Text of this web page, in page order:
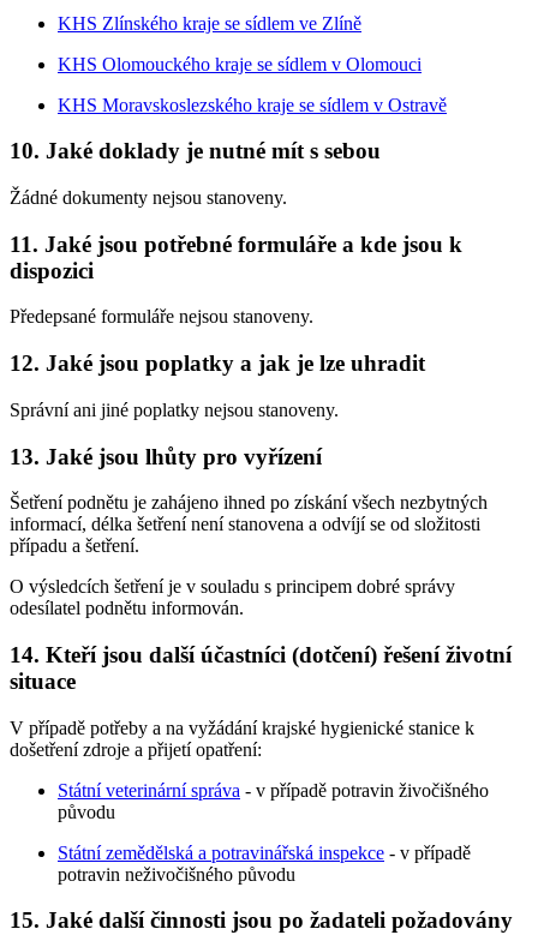
KHS Zlínského kraje se sídlem ve Zlíně
KHS Olomouckého kraje se sídlem v Olomouci
KHS Moravskoslezského kraje se sídlem v Ostravě
10. Jaké doklady je nutné mít s sebou
Žádné dokumenty nejsou stanoveny.
11. Jaké jsou potřebné formuláře a kde jsou k
dispozici
Předepsané formuláře nejsou stanoveny.
12. Jaké jsou poplatky a jak je lze uhradit
Správní ani jiné poplatky nejsou stanoveny.
13. Jaké jsou lhůty pro vyřízení
Šetření podnětu je zahájeno ihned po získání všech nezbytných
informací, délka šetření není stanovena a odvíjí se od složitosti
případu a šetření.
O výsledcích šetření je v souladu s principem dobré správy
odesílatel podnětu informován.
14. Kteří jsou další účastníci (dotčení) řešení životní
situace
V případě potřeby a na vyžádání krajské hygienické stanice k
došetření zdroje a přijetí opatření:
Státní veterinární správa - v případě potravin živočišného
původu
Státní zemědělská a potravinářská inspekce - v případě
potravin neživočišného původu
15. Jaké další činnosti jsou po žadateli požadovány